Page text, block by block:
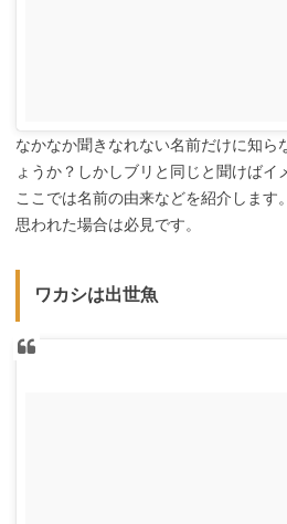
なかなか聞きなれない名前だけに知ら
ょうか？しかしブリと同じと聞けばイ
ここでは名前の由来などを紹介します
思われた場合は必見です。
ワカシは出世魚